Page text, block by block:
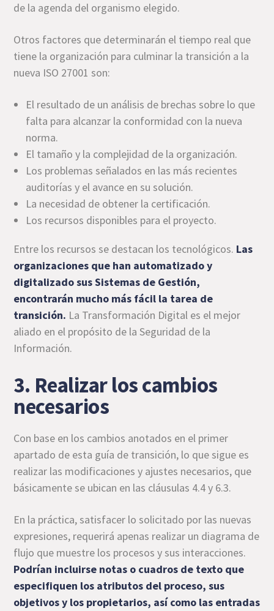
de la agenda del organismo elegido.
Otros factores que determinarán el tiempo real que
tiene la organización para culminar la transición a la
nueva ISO 27001 son:
El resultado de un análisis de brechas sobre lo que
falta para alcanzar la conformidad con la nueva
norma.
El tamaño y la complejidad de la organización.
Los problemas señalados en las más recientes
auditorías y el avance en su solución.
La necesidad de obtener la certificación.
Los recursos disponibles para el proyecto.
Entre los recursos se destacan los tecnológicos. Las
organizaciones que han automatizado y
digitalizado sus Sistemas de Gestión,
encontrarán mucho más fácil la tarea de
transición. La Transformación Digital es el mejor
aliado en el propósito de la Seguridad de la
Información.
3. Realizar los cambios
necesarios
Con base en los cambios anotados en el primer
apartado de esta guía de transición, lo que sigue es
realizar las modificaciones y ajustes necesarios, que
básicamente se ubican en las cláusulas 4.4 y 6.3.
En la práctica, satisfacer lo solicitado por las nuevas
expresiones, requerirá apenas realizar un diagrama de
flujo que muestre los procesos y sus interacciones.
Podrían incluirse notas o cuadros de texto que
especifiquen los atributos del proceso, sus
objetivos y los propietarios, así como las entradas